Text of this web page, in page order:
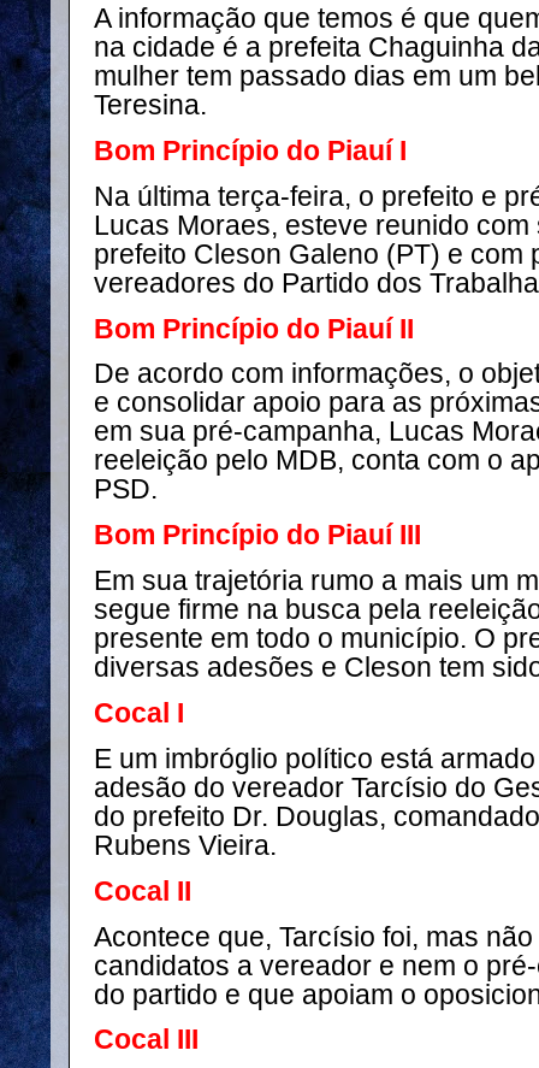
A informação que temos é que
na cidade é a prefeita Chaguinha
mulher tem passado dias em um
Teresina.
Bom Princípio do Piauí I
Na última terça-feira, o prefeito e
Lucas Moraes, esteve reunido
prefeito Cleson Galeno (PT) e com
vereadores do Partido dos
Bom Princípio do Piauí II
De acordo com informações, o
e consolidar apoio para as
em sua pré-campanha, Lucas
reeleição pelo MDB, conta com o
PSD.
Bom Princípio do Piauí III
Em sua trajetória rumo a mais um
segue firme na busca pela
presente em todo o município. O
diversas adesões e Cleson tem
Cocal I
E um imbróglio político está
adesão do vereador Tarcísio do
do prefeito Dr. Douglas,
Rubens Vieira.
Cocal II
Acontece que, Tarcísio foi, mas
candidatos a vereador e nem o
do partido e que apoiam o
Cocal III